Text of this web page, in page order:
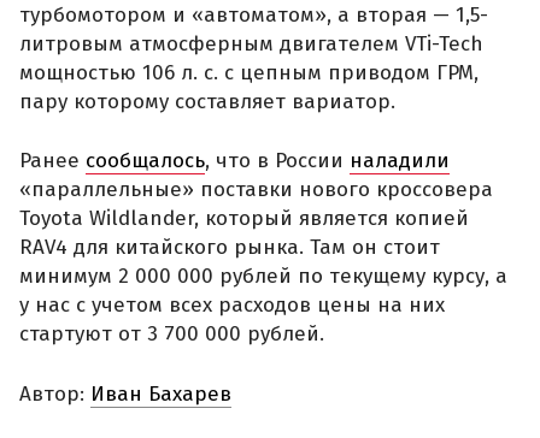
турбомотором и «автоматом», а вторая — 1,5-
литровым атмосферным двигателем VTi-Tech
мощностью 106 л. с. с цепным приводом ГРМ,
пару которому составляет вариатор.
Ранее сообщалось, что в России наладили
«параллельные» поставки нового кроссовера
Toyota Wildlander, который является копией
RAV4 для китайского рынка. Там он стоит
минимум 2 000 000 рублей по текущему курсу, а
у нас с учетом всех расходов цены на них
стартуют от 3 700 000 рублей.
Автор: Иван Бахарев